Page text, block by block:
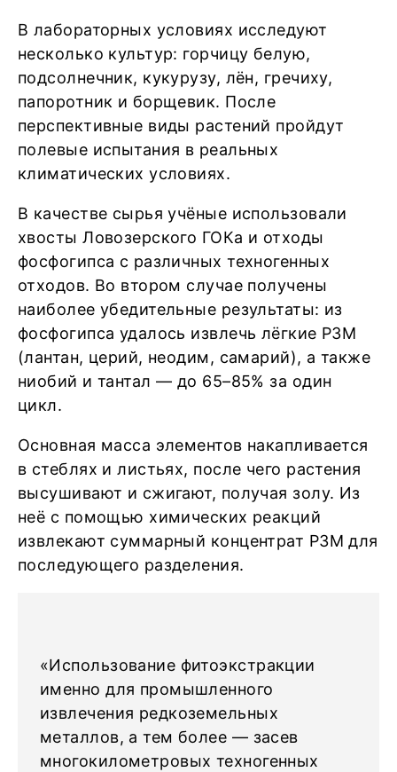
В лабораторных условиях исследуют
несколько культур: горчицу белую,
подсолнечник, кукурузу, лён, гречиху,
папоротник и борщевик. После
перспективные виды растений пройдут
полевые испытания в реальных
климатических условиях.
В качестве сырья учёные использовали
хвосты Ловозерского ГОКа и отходы
фосфогипса с различных техногенных
отходов. Во втором случае получены
наиболее убедительные результаты: из
фосфогипса удалось извлечь лёгкие РЗМ
(лантан, церий, неодим, самарий), а также
ниобий и тантал — до 65–85% за один
цикл.
Основная масса элементов накапливается
в стеблях и листьях, после чего растения
высушивают и сжигают, получая золу. Из
неё с помощью химических реакций
извлекают суммарный концентрат РЗМ для
последующего разделения.
«Использование фитоэкстракции
именно для промышленного
извлечения редкоземельных
металлов, а тем более — засев
многокилометровых техногенных